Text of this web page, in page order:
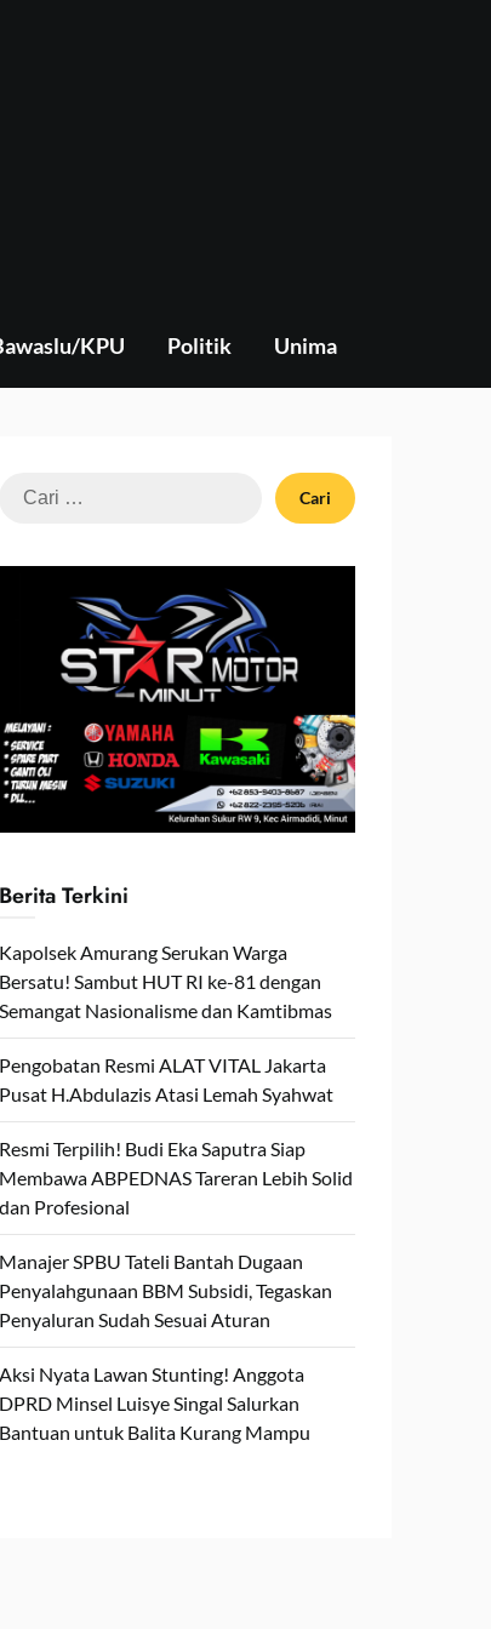
KPU Politik Unima
Cari
Berita Terkini
Kapolsek Amurang Serukan Warga
Bersatu! Sambut HUT RI ke-81 dengan
Semangat Nasionalisme dan Kamtibmas
Pengobatan Resmi ALAT VITAL Jakarta
Pusat H.Abdulazis Atasi Lemah Syahwat
Resmi Terpilih! Budi Eka Saputra Siap
Membawa ABPEDNAS Tareran Lebih Solid
dan Profesional
Manajer SPBU Tateli Bantah Dugaan
Penyalahgunaan BBM Subsidi, Tegaskan
Penyaluran Sudah Sesuai Aturan
Aksi Nyata Lawan Stunting! Anggota
DPRD Minsel Luisye Singal Salurkan
Bantuan untuk Balita Kurang Mampu